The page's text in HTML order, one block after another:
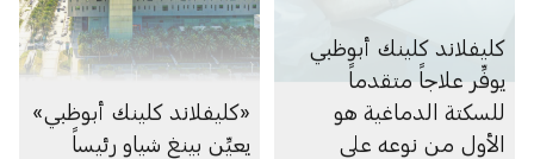
كليفلاند كلينك أبوظبي
يوفِّر علاجاً متقدماً
للسكتة الدماغية هو
الأول من نوعه على
«كليفلاند كلينك أبوظبي»
يعيِّن بينغ شياو رئيساً